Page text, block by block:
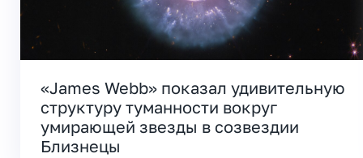
«James Webb» показал удивительную
структуру туманности вокруг
умирающей звезды в созвездии
Близнецы